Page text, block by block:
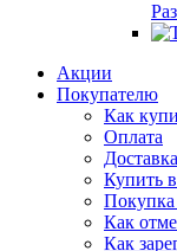
Акции
Покупателю
Как
Оплата
Купить
Покупка
Как
Как